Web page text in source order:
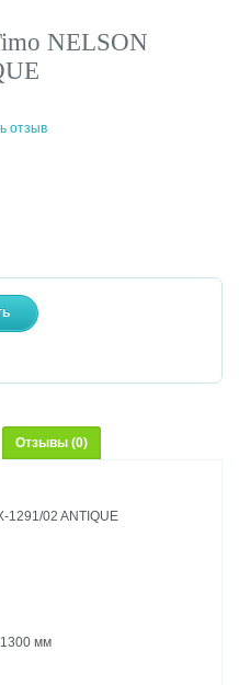
NELSON
отзыв
Отзывы (0)
1291/02 ANTIQUE
1300 мм